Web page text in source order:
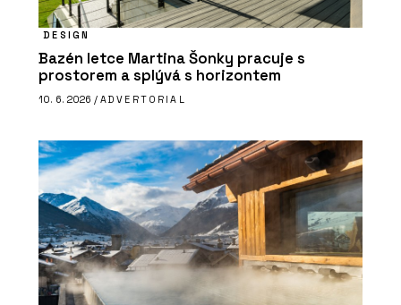
DESIGN
Bazén letce Martina Šonky pracuje s
prostorem a splývá s horizontem
10. 6. 2026 / ADVERTORIAL